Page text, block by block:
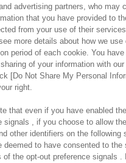
連会社 サステナビリティ サ
ーポリシー ウェブアクセシビリ
取引先さまとともに
ラスメント対応方針 よくあるご
advertising partners, who may
that you have provided to
from your use of their
more details about how we use
period of each cookie. You
of your information with our
[Do Not Share My Personal
right.
that even if you have enabled
signals , if you choose to allow
other identifiers on the following
deemed to have consented to the
of the opt-out preference signals .